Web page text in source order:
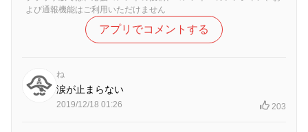
よび通報機能はご利用いただけません
アプリでコメントする
ね
涙が止まらない
2019/12/18 01:26 203